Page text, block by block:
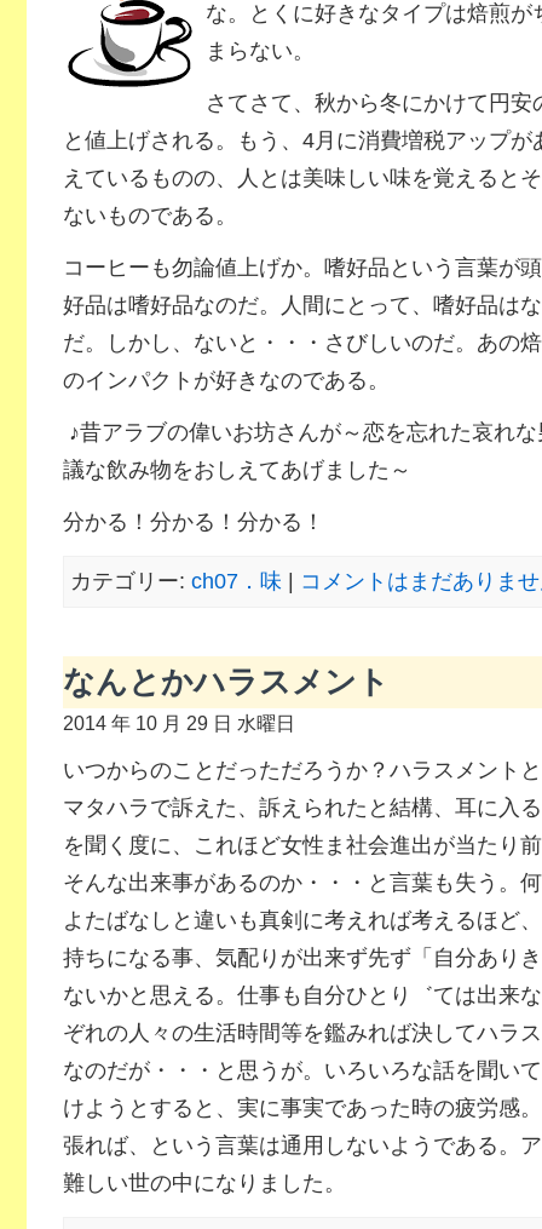
な。とくに好きなタイプは焙煎
まらない。
さてさて、秋から冬にかけて円
と値上げされる。もう、4月に消費増税アップ
えているものの、人とは美味しい味を覚えると
ないものである。
コーヒーも勿論値上げか。嗜好品という言葉が
好品は嗜好品なのだ。人間にとって、嗜好品は
だ。しかし、ないと・・・さびしいのだ。あの
のインパクトが好きなのである。
♪昔アラブの偉いお坊さんが～恋を忘れた哀れ
議な飲み物をおしえてあげました～
分かる！分かる！分かる！
カテゴリー: ch07．味 コメントはまだありま
なんとかハラスメント
2014 年 10 月 29 日 水曜日
いつからのことだっただろうか？ハラスメント
マタハラで訴えた、訴えられたと結構、耳に入
を聞く度に、これほど女性ま社会進出が当たり
そんな出来事があるのか・・・と言葉も失う。
よたばなしと違いも真剣に考えれば考えるほど
持ちになる事、気配りが出来ず先ず「自分あり
ないかと思える。仕事も自分ひとり゛ては出来
ぞれの人々の生活時間等を鑑みれば決してハラ
なのだが・・・と思うが。いろいろな話を聞い
けようとすると、実に事実であった時の疲労感
張れば、という言葉は通用しないようである。
難しい世の中になりました。